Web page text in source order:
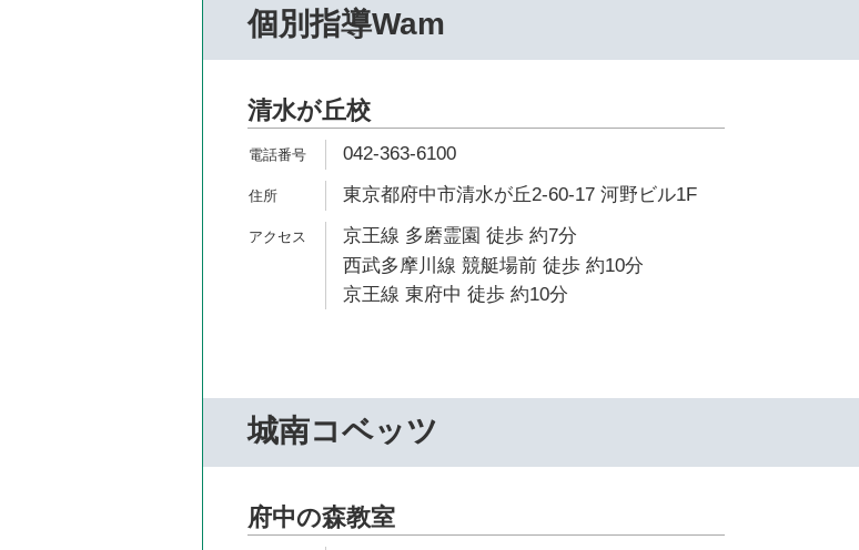
個別指導Wam
清水が丘校
042-363-6100
東京都府中市清水が丘2-60-17 河野ビル1F
京王線 多磨霊園 徒歩 約7分
西武多摩川線 競艇場前 徒歩 約10分
京王線 東府中 徒歩 約10分
城南コベッツ
府中の森教室